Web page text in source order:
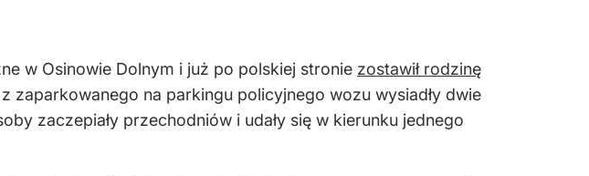
w Osinowie Dolnym i już po polskiej stronie zostawił rodzinę
zaparkowanego na parkingu policyjnego wozu wysiadły dwie
zaczepiały przechodniów i udały się w kierunku jednego